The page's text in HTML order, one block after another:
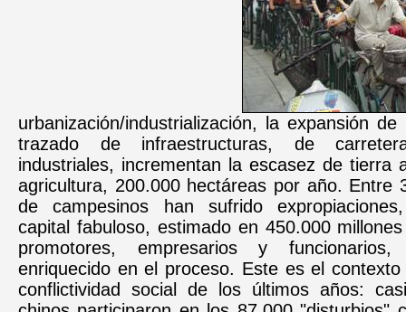
urbanización/industrialización, la expansión
trazado de infraestructuras, de
industriales, incrementan la escasez de tierra
agricultura, 200.000 hectáreas por año. Entre
de campesinos han sufrido
capital fabuloso, estimado en 450.000
promotores, empresarios y
enriquecido en el proceso. Este es el
conflictividad social de los últimos años: